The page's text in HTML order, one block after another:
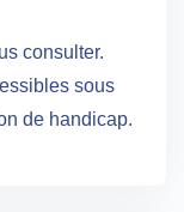
consulter.
sous
de handicap.